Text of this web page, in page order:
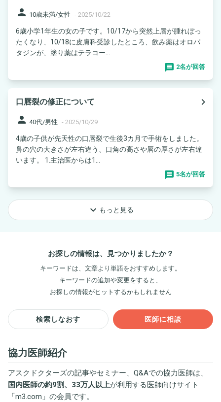
person 10歳未満/女性 - 2025/10/22
6歳小学1年生の女の子です。10/17から突然上唇が腫れぼっ
たくなり、10/18に皮膚科受診したところ、飲み薬はオロパ
タジンが、塗り薬はテラコー...
2名が回答
口唇裂の修正について
navigate_next
person 40代/男性 - 2025/10/29
4歳の子供が先天性の口唇裂で生後3カ月で手術をしました。
鼻の穴の大きさが左右違う、口角の高さや唇の厚さが左右違
います。 1.主治医からは1...
5名が回答
keyboard_arrow_down もっと見る
お探しの情報は、見つかりましたか？
キーワードは、文章より単語をおすすめします。
キーワードの追加や変更をすると、
お探しの情報がヒットするかもしれません
検索しなおす 医師に相談
協力医師紹介
アスクドクターズの記事やセミナー、Q&Aでの協力医師は、
国内医師の約9割、33万人以上が利用する医師向けサイト
「m3.com 」の会員です。